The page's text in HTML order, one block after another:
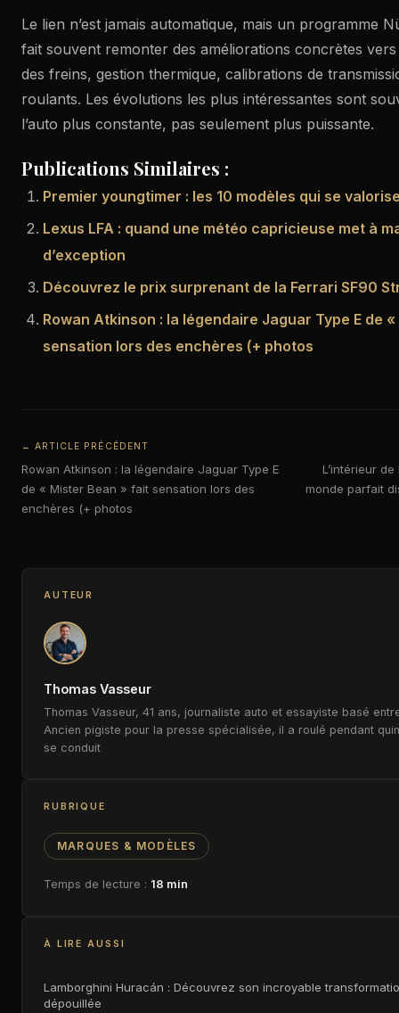
Le lien n’est jamais automatique, mais un programme
fait souvent remonter des améliorations concrètes
des freins, gestion thermique, calibrations de
roulants. Les évolutions les plus intéressantes sont
l’auto plus constante, pas seulement plus puissante.
Publications Similaires :
Premier youngtimer : les 10 modèles qui se
Lexus LFA : quand une météo capricieuse met à
d’exception
Découvrez le prix surprenant de la Ferrari SF90
Rowan Atkinson : la légendaire Jaguar Type E de
sensation lors des enchères (+ photos
← ARTICLE PRÉCÉDENT
Rowan Atkinson : la légendaire Jaguar Type E
de « Mister Bean » fait sensation lors des
enchères (+ photos
L’intérieur
monde parfait
AUTEUR
Thomas Vasseur
Thomas Vasseur, 41 ans, journaliste auto et essayiste basé
Ancien pigiste pour la presse spécialisée, il a roulé pendant
se conduit
RUBRIQUE
MARQUES & MODÈLES
Temps de lecture : 18 min
À LIRE AUSSI
Lamborghini Huracán : Découvrez son incroyable
dépouillée